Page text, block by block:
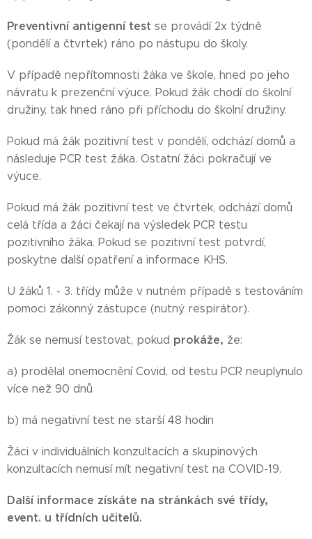
Preventivní antigenní test se provádí 2x týdně
(pondělí a čtvrtek) ráno po nástupu do školy.
V případě nepřítomnosti žáka ve škole, hned po jeho
návratu k prezenční výuce. Pokud žák chodí do školní
družiny, tak hned ráno při příchodu do školní družiny.
Pokud má žák pozitivní test v pondělí, odchází domů a
následuje PCR test žáka. Ostatní žáci pokračují ve
výuce.
Pokud má žák pozitivní test ve čtvrtek, odchází domů
celá třída a žáci čekají na výsledek PCR testu
pozitivního žáka. Pokud se pozitivní test potvrdí,
poskytne další opatření a informace KHS.
U žáků 1. - 3. třídy může v nutném případě s testováním
pomoci zákonný zástupce (nutný respirátor).
Žák se nemusí testovat, pokud prokáže, že:
a) prodělal onemocnění Covid, od testu PCR neuplynulo
více než 90 dnů
b) má negativní test ne starší 48 hodin
Žáci v individuálních konzultacích a skupinových
konzultacích nemusí mít negativní test na COVID-19.
Další informace získáte na stránkách své třídy,
event. u třídních učitelů.